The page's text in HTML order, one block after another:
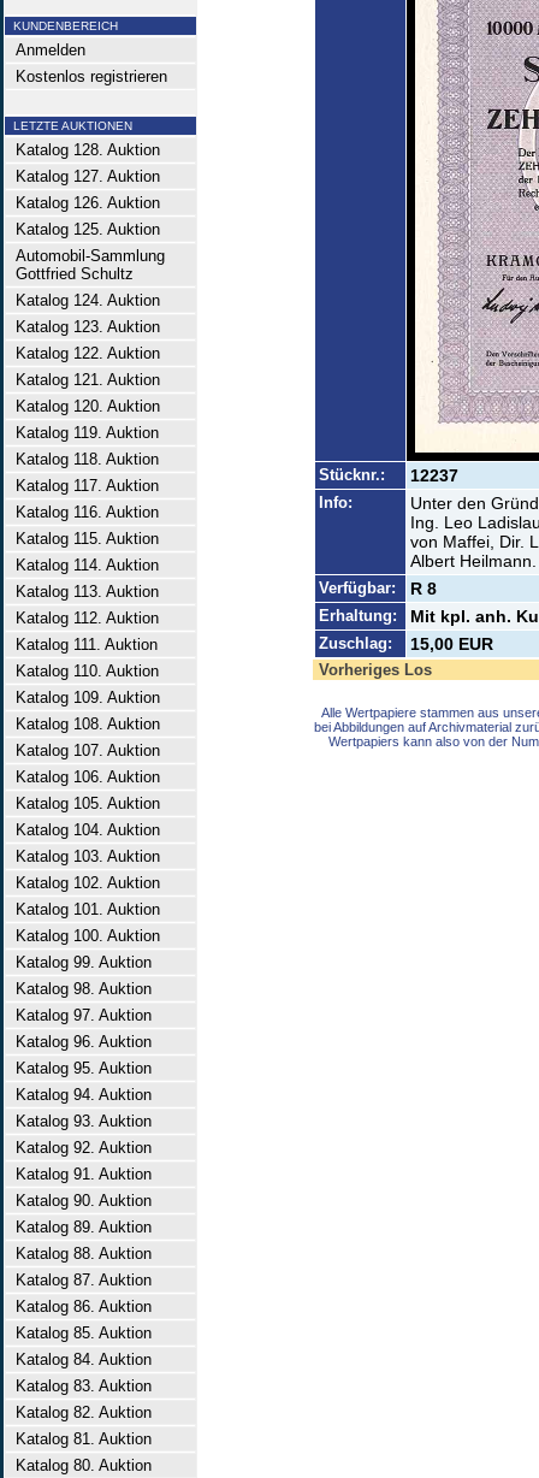
KUNDENBEREICH
Anmelden
Kostenlos registrieren
LETZTE AUKTIONEN
Katalog 128. Auktion
Katalog 127. Auktion
Katalog 126. Auktion
Katalog 125. Auktion
Automobil-Sammlung
Gottfried Schultz
Katalog 124. Auktion
Katalog 123. Auktion
Katalog 122. Auktion
Katalog 121. Auktion
Katalog 120. Auktion
Katalog 119. Auktion
Katalog 118. Auktion
Katalog 117. Auktion
Katalog 116. Auktion
Katalog 115. Auktion
Katalog 114. Auktion
Katalog 113. Auktion
Katalog 112. Auktion
Katalog 111. Auktion
Katalog 110. Auktion
Katalog 109. Auktion
Katalog 108. Auktion
Katalog 107. Auktion
Katalog 106. Auktion
Katalog 105. Auktion
Katalog 104. Auktion
Katalog 103. Auktion
Katalog 102. Auktion
Katalog 101. Auktion
Katalog 100. Auktion
Katalog 99. Auktion
Katalog 98. Auktion
Katalog 97. Auktion
Katalog 96. Auktion
Katalog 95. Auktion
Katalog 94. Auktion
Katalog 93. Auktion
Katalog 92. Auktion
Katalog 91. Auktion
Katalog 90. Auktion
Katalog 89. Auktion
Katalog 88. Auktion
Katalog 87. Auktion
Katalog 86. Auktion
Katalog 85. Auktion
Katalog 84. Auktion
Katalog 83. Auktion
Katalog 82. Auktion
Katalog 81. Auktion
Katalog 80. Auktion
Stücknr.: 12237
Info:
Unter den
Ing. Leo
von Maffei, Dir.
Albert Heilmann.
Verfügbar: R 8
Erhaltung: Mit kpl. anh.
Zuschlag: 15,00 EUR
Vorheriges Los
Alle Wertpapiere stammen aus
bei Abbildungen auf Archivmaterial
Wertpapiers kann also von der